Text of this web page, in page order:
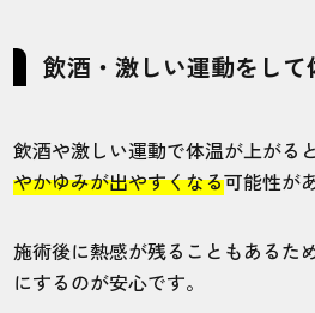
飲酒・激しい運動をして
飲酒や激しい運動で体温が上がる
やかゆみが出やすくなる可能性が
施術後に熱感が残ることもあるた
にするのが安心です。